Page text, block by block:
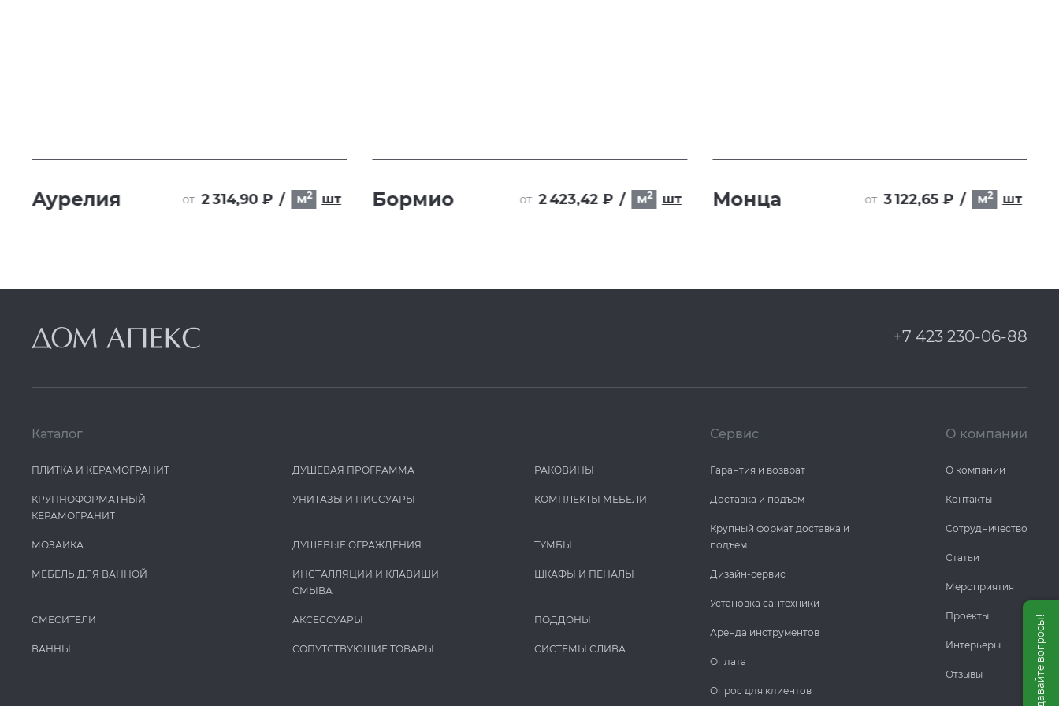
Аурелия от 2 314,90 ₽ / м2 шт Бормио от 2 423,42 ₽ / м2 шт Монца от 3 122,65 ₽ / м2 шт
+7 423 230-06-88
Каталог
ПЛИТКА И КЕРАМОГРАНИТ
КРУПНОФОРМАТНЫЙ
КЕРАМОГРАНИТ
МОЗАИКА
МЕБЕЛЬ ДЛЯ ВАННОЙ
СМЕСИТЕЛИ
ВАННЫ
ДУШЕВАЯ ПРОГРАММА
УНИТАЗЫ И ПИCCУАРЫ
ДУШЕВЫЕ ОГРАЖДЕНИЯ
ИНСТАЛЛЯЦИИ И КЛАВИШИ
СМЫВА
АКСЕССУАРЫ
СОПУТСТВУЮЩИЕ ТОВАРЫ
РАКОВИНЫ
КОМПЛЕКТЫ МЕБЕЛИ
ТУМБЫ
ШКАФЫ И ПЕНАЛЫ
ПОДДОНЫ
СИСТЕМЫ СЛИВА
Сервис
Гарантия и возврат
Доставка и подъем
Крупный формат доставка и
подъем
Дизайн-сервис
Установка сантехники
Аренда инструментов
Оплата
Опрос для клиентов
О компании
О компании
Контакты
Сотрудничество
Статьи
Мероприятия
Проекты
Интерьеры
Отзывы